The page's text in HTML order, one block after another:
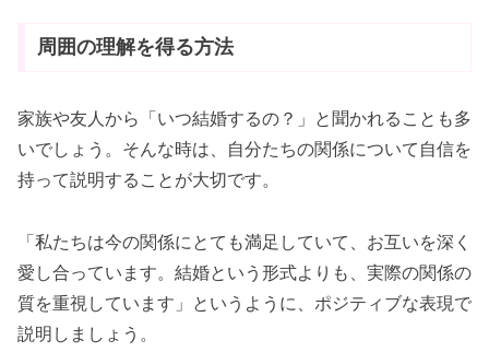
周囲の理解を得る方法
家族や友人から「いつ結婚するの？」と聞かれることも多
いでしょう。そんな時は、自分たちの関係について自信を
持って説明することが大切です。
「私たちは今の関係にとても満足していて、お互いを深く
愛し合っています。結婚という形式よりも、実際の関係の
質を重視しています」というように、ポジティブな表現で
説明しましょう。